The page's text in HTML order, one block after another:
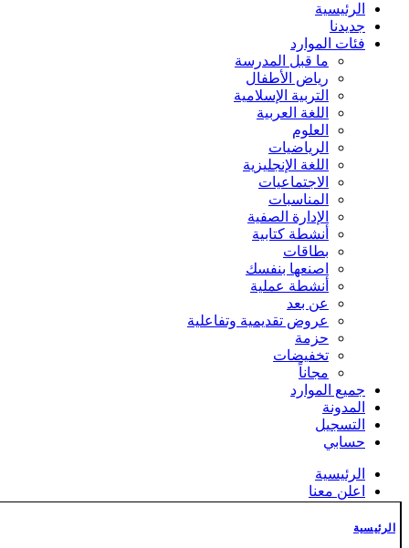
الرئيسية
الرئيسية
جديدنا
فئات الموارد
ما قبل المدرسة
رياض الأطفال
التربية الإسلامية
اللغة العربية
العلوم
الرياضيات
اللغة الإنجليزية
الاجتماعيات
المناسبات
الإدارة الصفية
أنشطة كتابية
بطاقات
اصنعها بنفسك
أنشطة عملية
عن بعد
عروض تقديمية وتفاعلية
حزمة
تخفيضات
مجاناً
جميع الموارد
المدونة
التسجيل
حسابي
الرئيسية
اعلن معنا
الدفع